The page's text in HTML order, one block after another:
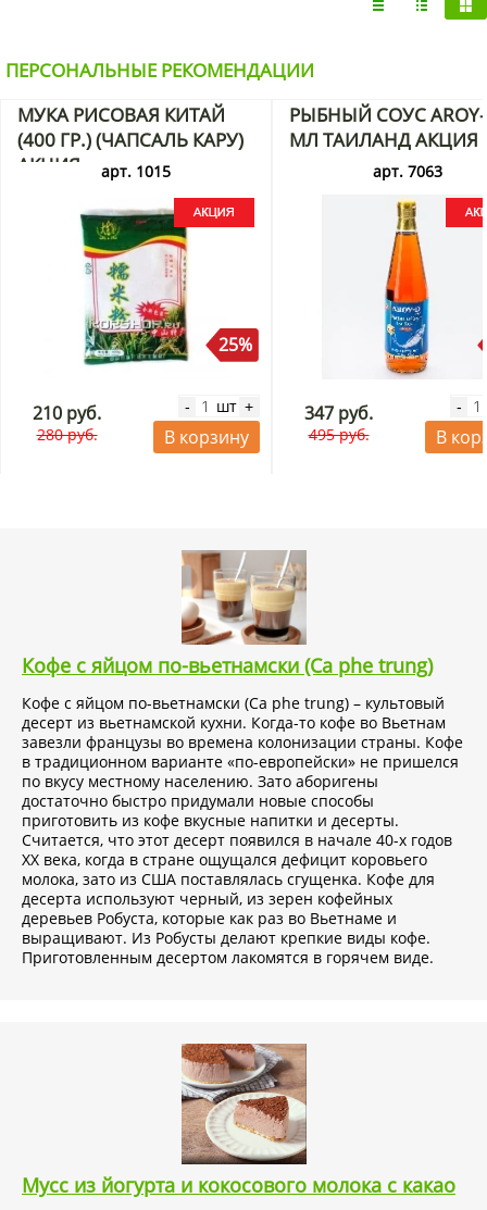
ПЕРСОНАЛЬНЫЕ РЕКОМЕНДАЦИИ
МУКА РИСОВАЯ КИТАЙ
(400 ГР.) (ЧАПСАЛЬ КАРУ)
АКЦИЯ
арт. 1015
25%
210 руб.
280 руб.
- шт +
В корзину
РЫБНЫЙ СОУС AROY-
МЛ ТАИЛАНД АКЦИЯ
арт. 7063
347 руб.
495 руб.
-
В
Кофе с яйцом по-вьетнамски (Ca phe trung)
Кофе с яйцом по-вьетнамски (Ca phe trung) – культовый
десерт из вьетнамской кухни. Когда-то кофе во Вьетнам
завезли французы во времена колонизации страны. Кофе
в традиционном варианте «по-европейски» не пришелся
по вкусу местному населению. Зато аборигены
достаточно быстро придумали новые способы
приготовить из кофе вкусные напитки и десерты.
Считается, что этот десерт появился в начале 40-х годов
ХХ века, когда в стране ощущался дефицит коровьего
молока, зато из США поставлялась сгущенка. Кофе для
десерта используют черный, из зерен кофейных
деревьев Робуста, которые как раз во Вьетнаме и
выращивают. Из Робусты делают крепкие виды кофе.
Приготовленным десертом лакомятся в горячем виде.
Мусс из йогурта и кокосового молока с какао